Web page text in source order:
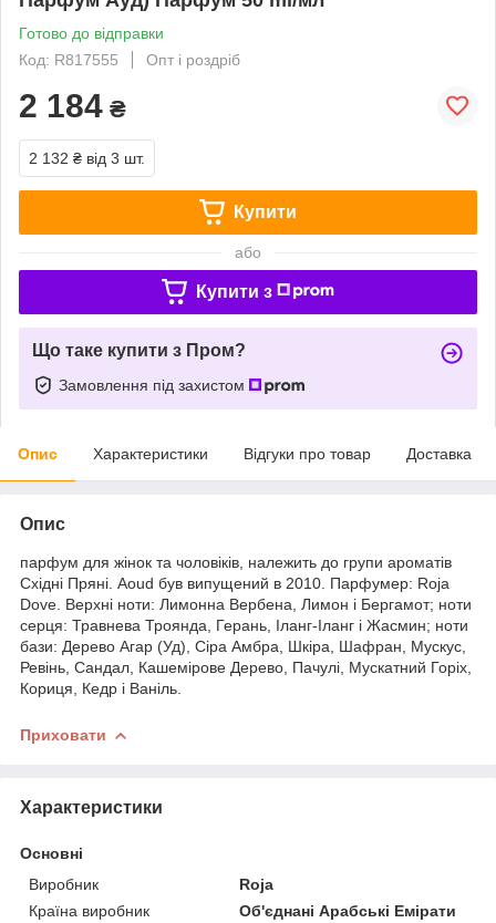
Готово до відправки
Код: R817555
Опт і роздріб
2 184 ₴
2 132 ₴ від 3 шт.
Купити
або
Купити з
Що таке купити з Пром?
Замовлення під захистом
Опис Характеристики Відгуки про товар Доставка
Опис
парфум для жінок та чоловіків, належить до групи ароматів
Східні Пряні. Aoud був випущений в 2010. Парфумер: Roja
Dove. Верхні ноти: Лимонна Вербена, Лимон і Бергамот; ноти
серця: Травнева Троянда, Герань, Іланг-Іланг і Жасмин; ноти
бази: Дерево Агар (Уд), Сіра Амбра, Шкіра, Шафран, Мускус,
Ревінь, Сандал, Кашемірове Дерево, Пачулі, Мускатний Горіх,
Кориця, Кедр і Ваніль.
Приховати
Характеристики
Основні
Виробник
Roja
Країна виробник
Об'єднані Арабські Емірати